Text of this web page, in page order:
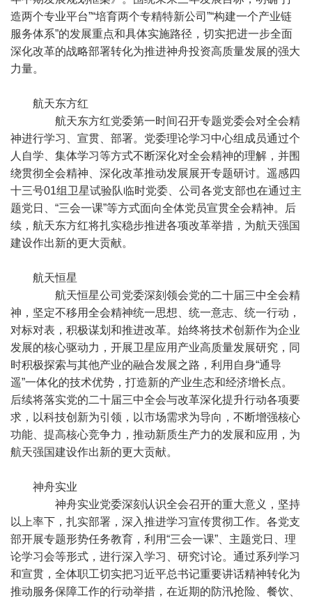
造两个专业平台”“培育两个专精特新公司”“构建一个产业链
服务体系”的发展重点和具体实施路径，切实把进一步全面
深化改革的战略部署转化为推进神舟投资高质量发展的强大
力量。
航天东方红
航天东方红党委第一时间召开专题党委会对全会精
神进行学习、宣贯、部署。党委理论学习中心组成员通过个
人自学、集体学习等方式不断深化对全会精神的理解，并围
绕贯彻全会精神、深化改革推动发展展开专题研讨。遥感四
十三号01组卫星试验队临时党委、公司各党支部也在通过主
题党日、“三会一课”等方式面向全体党员宣贯全会精神。后
续，航天东方红将扎实稳步推进各项改革举措，为航天强国
建设作出新的更大贡献。
航天恒星
航天恒星公司党委深刻领会党的二十届三中全会精
神，坚定不移用全会精神统一思想、统一意志、统一行动，
对标对表，积极谋划和推进改革。始终将技术创新作为企业
发展的核心驱动力，开展卫星应用产业高质量发展研究，同
时积极探索与其他产业的融合发展之路，利用自身“通导
遥”一体化的技术优势，打造新的产业生态和经济增长点。
后续将落实党的二十届三中全会与改革深化提升行动各项要
求，以科技创新为引领，以市场需求为导向，不断增强核心
功能、提高核心竞争力，推动新质生产力的发展和应用，为
航天强国建设作出新的更大贡献。
神舟实业
神舟实业党委深刻认识全会召开的重大意义，坚持
以上率下，扎实部署，深入推进学习宣传贯彻工作。各党支
部开展专题形势任务教育，利用“三会一课”、主题党日、理
论学习会等形式，进行深入学习、研究讨论。通过系列学习
和宣贯，全体职工切实把习近平总书记重要讲话精神转化为
推动服务保障工作的行动举措，在近期的防汛抢险、餐饮、